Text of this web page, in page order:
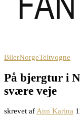
BilerNorgeTeltvogne
På bjergtur i
svære veje
skrevet afAnn Karina